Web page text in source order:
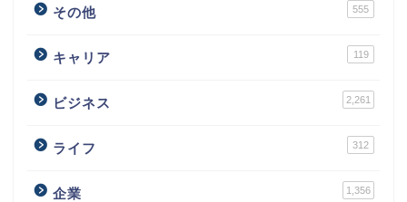
その他 555
キャリア 119
ビジネス 2,261
ライフ 312
企業 1,356